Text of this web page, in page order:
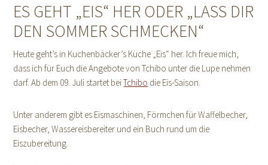
ES GEHT „EIS“ HER ODER „LASS DIR
DEN SOMMER SCHMECKEN“
Heute geht’s in Kuchenbäcker’s Küche „Eis“ her. Ich freue mich,
dass ich für Euch die Angebote von Tchibo unter die Lupe nehmen
darf. Ab dem 09. Juli startet beiTchibo die Eis-Saison.
Unter anderem gibt es Eismaschinen, Förmchen für Waffelbecher,
Eisbecher, Wassereisbereiter und ein Buch rund um die
Eiszubereitung.